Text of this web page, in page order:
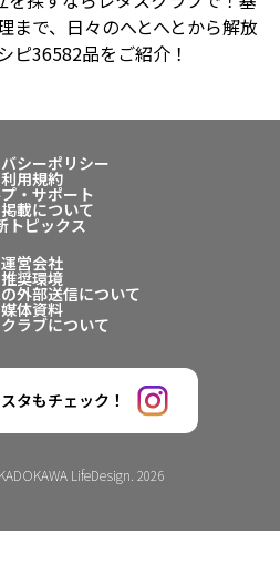
まで、日々のへとへとから解放
ピ36582品をご紹介！
シーポリシー
利用規約
・サポート
載について
トピックス
運営会社
推奨環境
外部送信について
媒体資料
ラブについて
タもチェック！
LifeDesign. 2026